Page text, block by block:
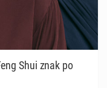
Shui znak po